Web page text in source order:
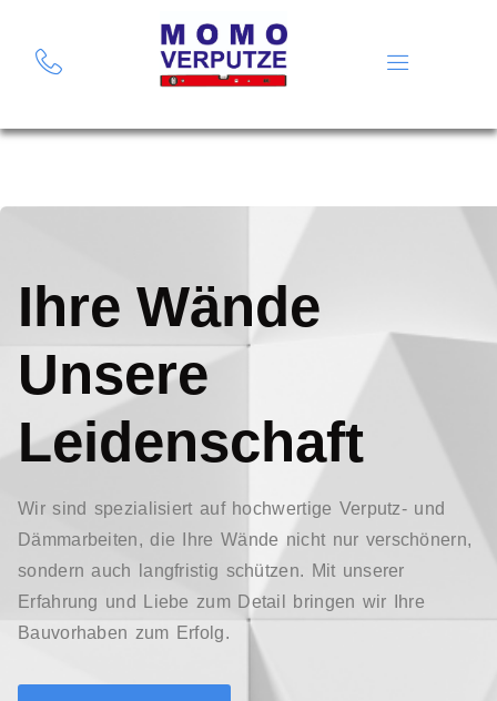
Ihre Wände
Unsere
Leidenschaft
Wir sind spezialisiert auf hochwertige Verputz- und
Dämmarbeiten, die Ihre Wände nicht nur verschönern,
sondern auch langfristig schützen. Mit unserer
Erfahrung und Liebe zum Detail bringen wir Ihre
Bauvorhaben zum Erfolg.